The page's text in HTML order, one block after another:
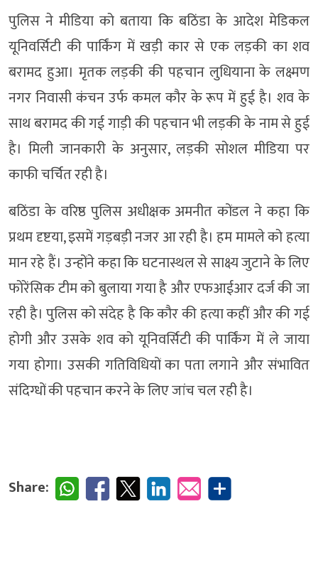
पुलिस ने मीडिया को बताया कि बठिंडा के आदेश मेडिकल
यूनिवर्सिटी की पार्किंग में खड़ी कार से एक लड़की का शव
बरामद हुआ। मृतक लड़की की पहचान लुधियाना के लक्ष्मण
नगर निवासी कंचन उर्फ कमल कौर के रूप में हुई है। शव के
साथ बरामद की गई गाड़ी की पहचान भी लड़की के नाम से हुई
है। मिली जानकारी के अनुसार, लड़की सोशल मीडिया पर
काफी चर्चित रही है।
बठिंडा के वरिष्ठ पुलिस अधीक्षक अमनीत कोंडल ने कहा कि
प्रथम दृष्टया, इसमें गड़बड़ी नजर आ रही है। हम मामले को हत्या
मान रहे हैं। उन्होंने कहा कि घटनास्थल से साक्ष्य जुटाने के लिए
फोरेंसिक टीम को बुलाया गया है और एफआईआर दर्ज की जा
रही है। पुलिस को संदेह है कि कौर की हत्या कहीं और की गई
होगी और उसके शव को यूनिवर्सिटी की पार्किंग में ले जाया
गया होगा। उसकी गतिविधियों का पता लगाने और संभावित
संदिग्धों की पहचान करने के लिए जांच चल रही है।
Share: